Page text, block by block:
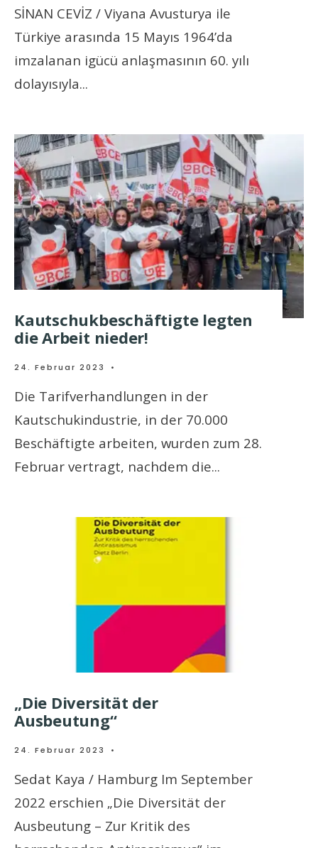
SİNAN CEVİZ / Viyana Avusturya ile
Türkiye arasında 15 Mayıs 1964’da
imzalanan igücü anlaşmasının 60. yılı
dolayısıyla...
Kautschukbeschäftigte legten
die Arbeit nieder!
24. Februar 2023 •
Die Tarifverhandlungen in der
Kautschukindustrie, in der 70.000
Beschäftigte arbeiten, wurden zum 28.
Februar vertragt, nachdem die...
„Die Diversität der
Ausbeutung“
24. Februar 2023 •
Sedat Kaya / Hamburg Im September
2022 erschien „Die Diversität der
Ausbeutung – Zur Kritik des